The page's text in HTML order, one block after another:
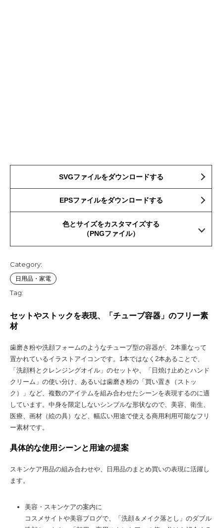
SVGファイルをダウンロードする
EPSファイルをダウンロードする
色とサイズをカスタマイズする
（PNGファイル）
Category:
日用品・家電
Tag:
セットやストックを表現、「チューブ容器」のフリー素
材
歯磨き粉や洗顔フォームのようなチューブ型の容器が、2本重なって
置かれているイラストアイコンです。1本ではなく2本あることで、
「洗顔料とクレンジングオイル」のセットや、「日焼け止めとハンド
クリーム」の使い分け、あるいは歯磨き粉の「買い置き（ストッ
ク）」など、複数のアイテムを組み合わせたシーンを表現するのに適
しています。中身を限定しないシンプルな形状なので、美容、衛生、
医療、画材（絵の具）など、幅広い用途で使える商用利用可能なフリ
ー素材です。
具体的な使用シーンと用途の提案
スキンケア用品の組み合わせや、日用品のまとめ買いの表現に活躍し
ます。
美容・スキンケアの案内に
コスメサイトや美容ブログで、「洗顔＆メイク落とし」のダブル